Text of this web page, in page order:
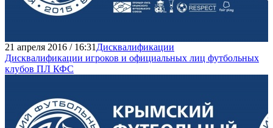
21 апреля 2016 / 16:31 Дисквалификации
Дисквалификации игроков и официальных лиц футбольных
клубов ПЛ КФС